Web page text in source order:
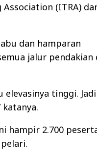
(ITRA)
dan hamparan
jalur pendakian
tinggi. Jadi
hampir 2.700